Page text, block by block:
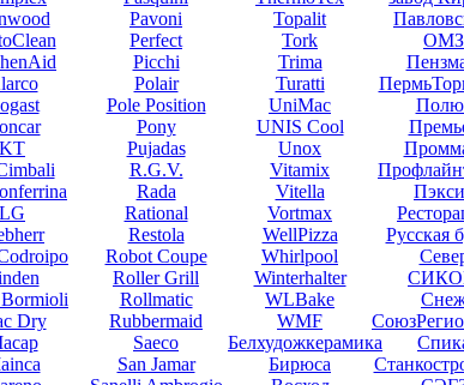
KT
LG
Dry
Pavoni
Perfect
Picchi
Polair
Pole Position
Pony
Pujadas
R.G.V.
Rada
Rational
Restola
Robot Coupe
Roller Grill
Rollmatic
Rubbermaid
Saeco
San Jamar
Topalit
Tork
Trima
Turatti
UniMac
UNIS Cool
Unox
Vitamix
Vitella
Vortmax
WellPizza
Whirlpool
Winterhalter
WLBake
WMF
Белхудожкерамика
Бирюса
ОМЗ
Русская